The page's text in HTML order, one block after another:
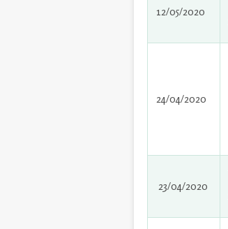
12/05/2020
24/04/2020
23/04/2020